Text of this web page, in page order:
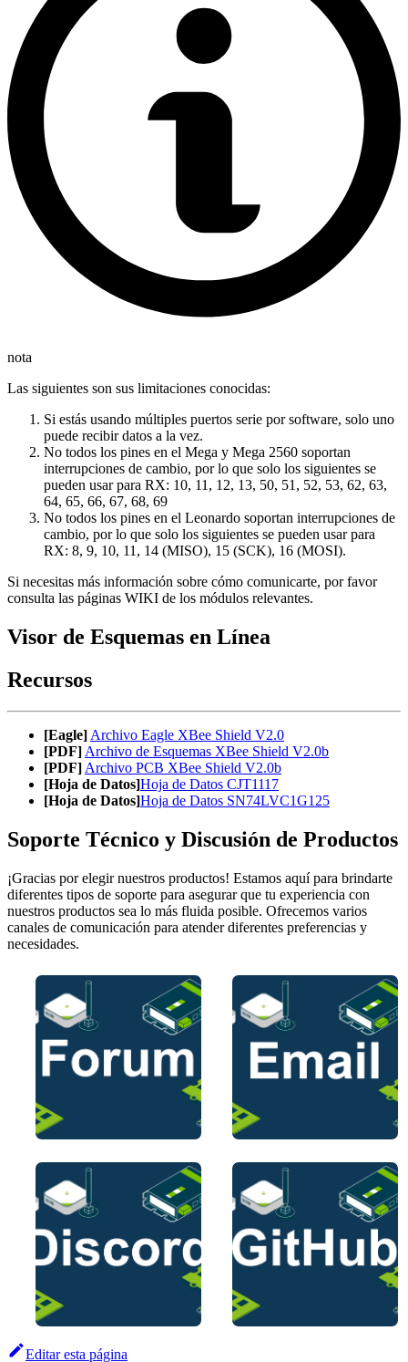
nota
Las siguientes son sus limitaciones conocidas:
Si estás usando múltiples puertos serie por software, solo uno
puede recibir datos a la vez.
No todos los pines en el Mega y Mega 2560 soportan
interrupciones de cambio, por lo que solo los siguientes se
pueden usar para RX: 10, 11, 12, 13, 50, 51, 52, 53, 62, 63,
64, 65, 66, 67, 68, 69
No todos los pines en el Leonardo soportan interrupciones de
cambio, por lo que solo los siguientes se pueden usar para
RX: 8, 9, 10, 11, 14 (MISO), 15 (SCK), 16 (MOSI).
Si necesitas más información sobre cómo comunicarte, por favor
consulta las páginas WIKI de los módulos relevantes.
Visor de Esquemas en Línea
Recursos
[Eagle] Archivo Eagle XBee Shield V2.0
[PDF] Archivo de Esquemas XBee Shield V2.0b
[PDF] Archivo PCB XBee Shield V2.0b
[Hoja de Datos]Hoja de Datos CJT1117
[Hoja de Datos]Hoja de Datos SN74LVC1G125
Soporte Técnico y Discusión de Productos
¡Gracias por elegir nuestros productos! Estamos aquí para brindarte
diferentes tipos de soporte para asegurar que tu experiencia con
nuestros productos sea lo más fluida posible. Ofrecemos varios
canales de comunicación para atender diferentes preferencias y
necesidades.
Editar esta página